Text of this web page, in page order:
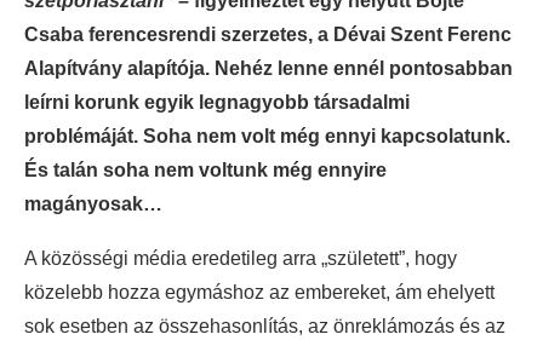
Csaba ferencesrendi szerzetes, a Dévai Szent Ferenc
Alapítvány alapítója. Nehéz lenne ennél pontosabban
leírni korunk egyik legnagyobb társadalmi
problémáját. Soha nem volt még ennyi kapcsolatunk.
És talán soha nem voltunk még ennyire
magányosak…
A közösségi média eredetileg arra „született”, hogy
közelebb hozza egymáshoz az embereket, ám ehelyett
sok esetben az összehasonlítás, az önreklámozás és az